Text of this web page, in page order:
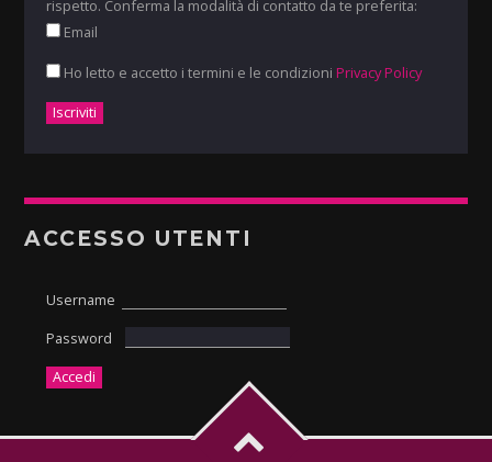
rispetto. Conferma la modalità di contatto da te preferita:
Email
Ho letto e accetto i termini e le condizioni Privacy Policy
ACCESSO UTENTI
Username
Password